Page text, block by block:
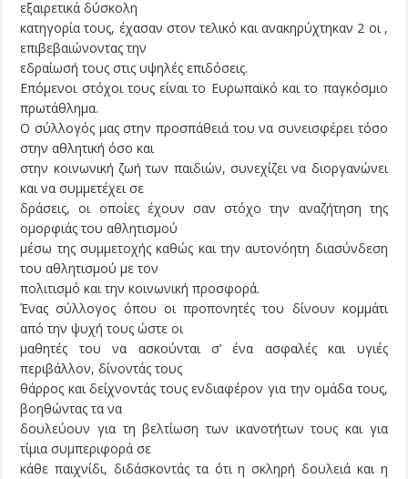
εξαιρετικά δύσκολη
κατηγορία τους, έχασαν στον τελικό και ανακηρύχτηκαν 2 οι ,
επιβεβαιώνοντας την
εδραίωσή τους στις υψηλές επιδόσεις.
Επόμενοι στόχοι τους είναι το Ευρωπαϊκό και το παγκόσμιο
πρωτάθλημα.
Ο σύλλογός μας στην προσπάθειά του να συνεισφέρει τόσο
στην αθλητική όσο και
στην κοινωνική ζωή των παιδιών, συνεχίζει να διοργανώνει
και να συμμετέχει σε
δράσεις, οι οποίες έχουν σαν στόχο την αναζήτηση της
ομορφιάς του αθλητισμού
μέσω της συμμετοχής καθώς και την αυτονόητη διασύνδεση
του αθλητισμού με τον
πολιτισμό και την κοινωνική προσφορά.
Ένας σύλλογος όπου οι προπονητές του δίνουν κομμάτι
από την ψυχή τους ώστε οι
μαθητές του να ασκούνται σ’ ένα ασφαλές και υγιές
περιβάλλον, δίνοντάς τους
θάρρος και δείχνοντάς τους ενδιαφέρον για την ομάδα τους,
βοηθώντας τα να
δουλεύουν για τη βελτίωση των ικανοτήτων τους και για
τίμια συμπεριφορά σε
κάθε παιχνίδι, διδάσκοντάς τα ότι η σκληρή δουλειά και η